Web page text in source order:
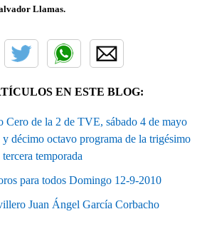
Llamas.
EN ESTE BLOG:
Cero de la 2 de TVE, sábado 4 de mayo
décimo octavo programa de la trigésimo
tercera temporada
para todos Domingo 12-9-2010
Juan Ángel García Corbacho